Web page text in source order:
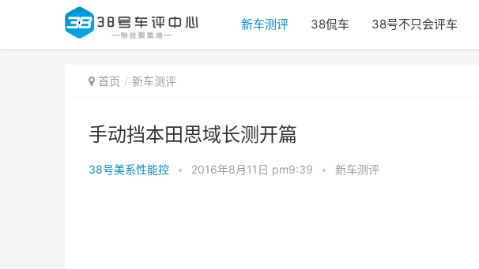
新车测评 38侃车 38号不只会评车
首页 新车测评
手动挡本田思域长测开篇
38号美系性能控 • 2016年8月11日 pm9:39 • 新车测评